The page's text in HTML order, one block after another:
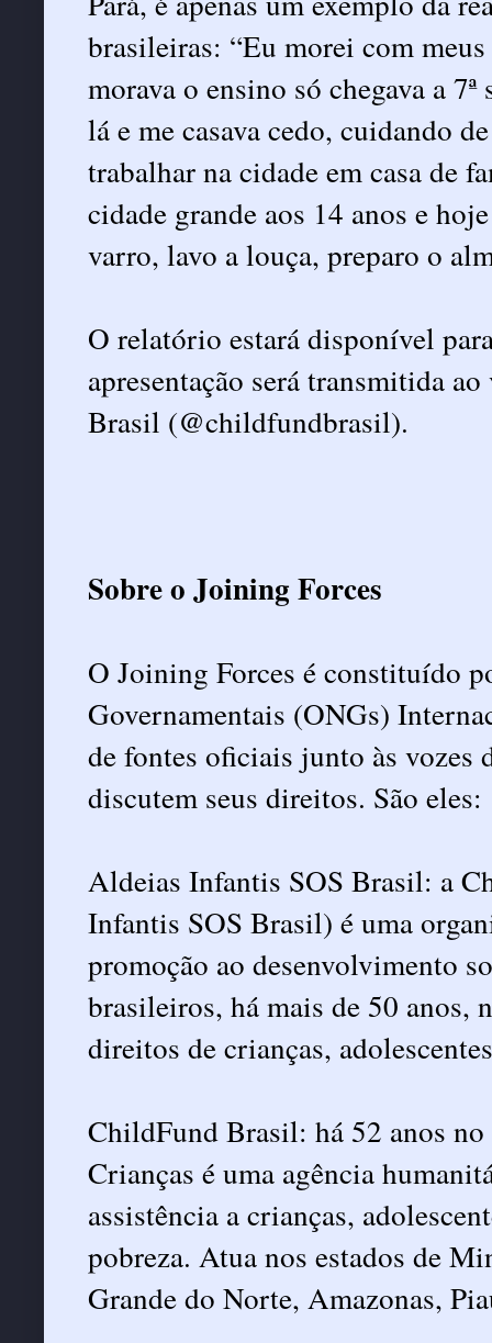
brasileiras: “Eu morei com
morava o ensino só chegava a
lá e me casava cedo, cuidando
trabalhar na cidade em casa de
cidade grande aos 14 anos e
varro, lavo a louça, preparo o
O relatório estará disponível
apresentação será transmitida
Brasil (@childfundbrasil).
Sobre o Joining Forces
O Joining Forces é constituído
Governamentais (ONGs)
de fontes oficiais junto às vozes
discutem seus direitos. São eles:
Aldeias Infantis SOS Brasil: a
Infantis SOS Brasil) é uma
promoção ao desenvolvimento
brasileiros, há mais de 50 anos,
direitos de crianças,
ChildFund Brasil: há 52 anos
Crianças é uma agência
assistência a crianças,
pobreza. Atua nos estados de
Grande do Norte, Amazonas,